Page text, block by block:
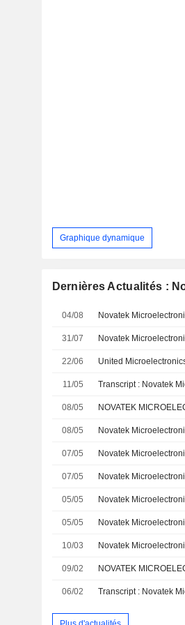
Graphique dynamique
Dernières Actualités :
04/08
31/07
22/06
11/05
08/05
08/05
07/05
07/05 Novatek
05/05
05/05
10/03
09/02
06/02 Transcript : Novatek